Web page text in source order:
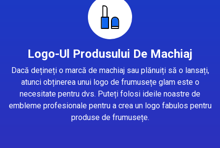
Logo-Ul Produsului De Machiaj
Dacă dețineți o marcă de machiaj sau plănuiți să o lansați,
atunci obținerea unui logo de frumusețe glam este o
necesitate pentru dvs. Puteți folosi ideile noastre de
embleme profesionale pentru a crea un logo fabulos pentru
produse de frumusețe.